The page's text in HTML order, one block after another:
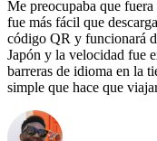
Me preocupaba que
fue más fácil que
código QR y funcionará
Japón y la velocidad fue
barreras de idioma en la
simple que hace que